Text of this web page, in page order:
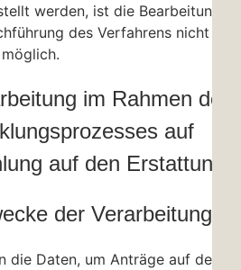
werden, ist die Bearbeitung
des Verfahrens nicht
im Rahmen des
auf
auf den
der Verarbeitung
die Daten, um Anträge auf den